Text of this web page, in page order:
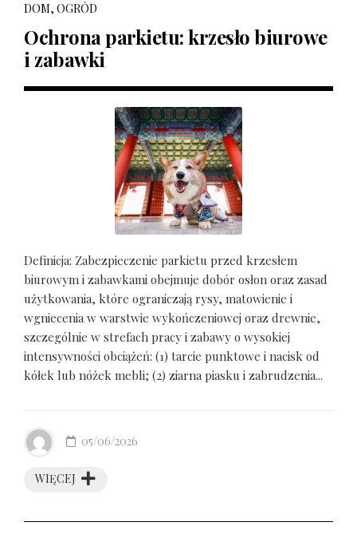
DOM, OGRÓD
Ochrona parkietu: krzesło biurowe
i zabawki
Definicja: Zabezpieczenie parkietu przed krzesłem
biurowym i zabawkami obejmuje dobór osłon oraz zasad
użytkowania, które ograniczają rysy, matowienie i
wgniecenia w warstwie wykończeniowej oraz drewnie,
szczególnie w strefach pracy i zabawy o wysokiej
intensywności obciążeń: (1) tarcie punktowe i nacisk od
kółek lub nóżek mebli; (2) ziarna piasku i zabrudzenia...
WIĘCEJ
05/06/2026